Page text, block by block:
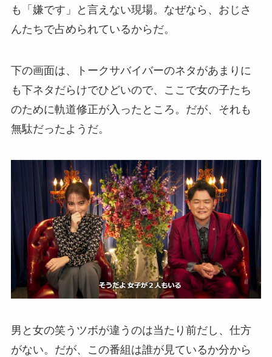
も「嫌です」と言えない現場。なぜなら、おじさ
んたちで占められているからだ。
下の画面は、トークサバイバーのネタがあまりに
も下ネタだらけでひどいので、ここで女の子たち
のために軌道修正が入ったところ。だが、それも
無駄だったようだ。
男と女の笑うツボが違うのは当たり前だし、仕方
がない。だが、この番組は誰が見ているか分から